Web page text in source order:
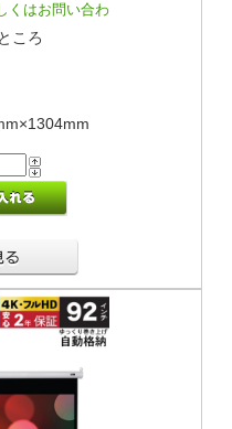
くはお問い合わ
ころ